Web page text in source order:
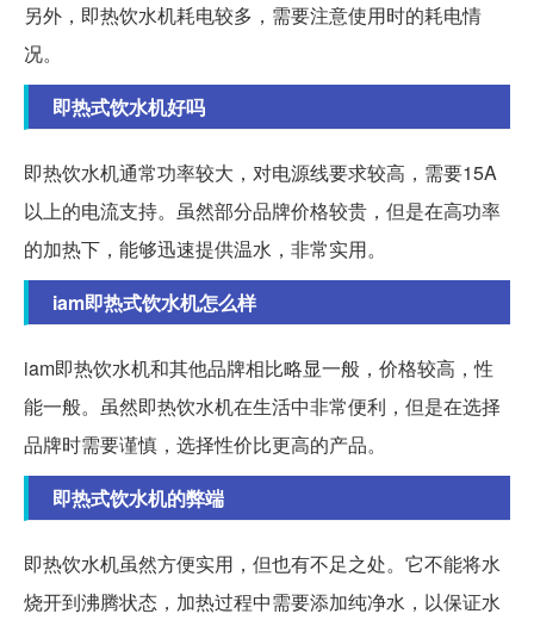
另外，即热饮水机耗电较多，需要注意使用时的耗电情
况。
即热式饮水机好吗
即热饮水机通常功率较大，对电源线要求较高，需要15A
以上的电流支持。虽然部分品牌价格较贵，但是在高功率
的加热下，能够迅速提供温水，非常实用。
iam即热式饮水机怎么样
iam即热饮水机和其他品牌相比略显一般，价格较高，性
能一般。虽然即热饮水机在生活中非常便利，但是在选择
品牌时需要谨慎，选择性价比更高的产品。
即热式饮水机的弊端
即热饮水机虽然方便实用，但也有不足之处。它不能将水
烧开到沸腾状态，加热过程中需要添加纯净水，以保证水